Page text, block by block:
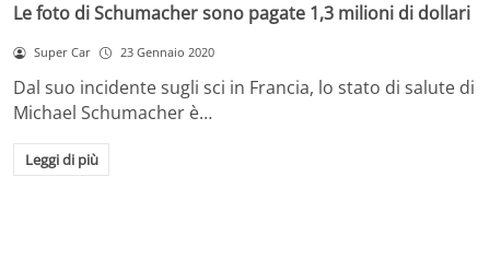
Le foto di Schumacher sono pagate 1,3 milioni di dollari
Super Car 23 Gennaio 2020
Dal suo incidente sugli sci in Francia, lo stato di salute di
Michael Schumacher è…
Leggi di più